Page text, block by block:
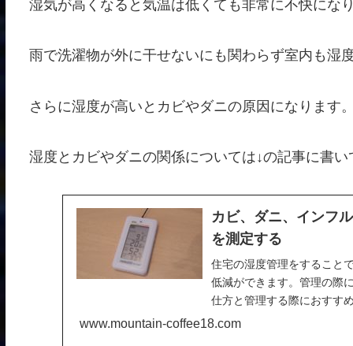
湿気が高くなると気温は低くても非常に不快にな
雨で洗濯物が外に干せないにも関わらず室内も湿
さらに湿度が高いとカビやダニの原因になります
湿度とカビやダニの関係については↓の記事に書い
カビ、ダニ、インフ
を測定する
住宅の湿度管理をすること
低減ができます。管理の際
仕方と管理する際におすす
本についても書いています
www.mountain-coffee18.com